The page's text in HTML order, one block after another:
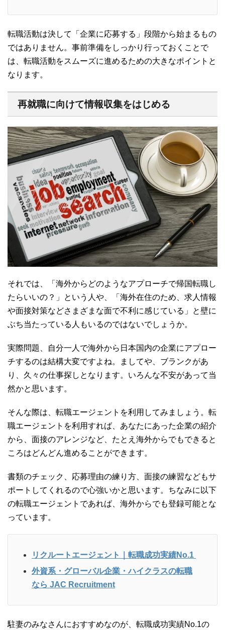
転職活動は決して「企業に応募する」段階から始まるもの
ではありません。事前準備をしっかり行っておくことで
は、転職活動をスムーズに進めるための大きなポイントと
なります。
再就職に向けて情報収集をはじめる
それでは、「海外からどのようなアプローチで帰国転職し
たらいいの？」という人や、「海外在住のため、求人情報
や面接対策などさまざまな面で不利に感じている」と壁に
ぶち当たっている人もいるのではないでしょうか。
実際問題、自分一人で海外から日本国内の企業にアプロー
チするのは結構大変ですよね。ましてや、ブランクがあ
り、久々の仕事探しとなります。いろんな不安があって当
然かと思います。
そんな際は、転職エージェントを利用してみましょう。転
職エージェントを利用すれば、あなたにあった企業の紹介
から、面接のアレンジなど、たとえ海外からでもできると
ころはどんどん進めることができます。
書類のチェック、応募理由の練り方、面接の練習などもサ
ポートしてくれるので心強いかと思います。ちなみに以下
の転職エージェントであれば、海外からでも登録可能とな
っています。
リクルートエージェント｜転職成功実績No.1
外資系・グローバル企業・ハイクラスの転職
なら JAC Recruitment
駐妻のみなさんにおすすめなのが、転職成功実績No.1の